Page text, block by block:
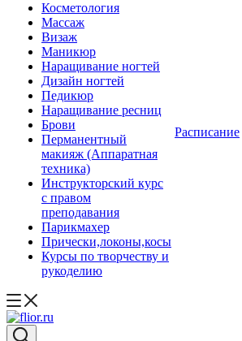
Косметология
Массаж
Визаж
Маникюр
Наращивание ногтей
Дизайн ногтей
Педикюр
Наращивание ресниц
Брови
Перманентный
макияж (Аппаратная
техника)
Инструкторский курс
с правом
преподавания
Парикмахер
Прически,локоны,косы
Курсы по творчеству и
рукоделию
Расписание